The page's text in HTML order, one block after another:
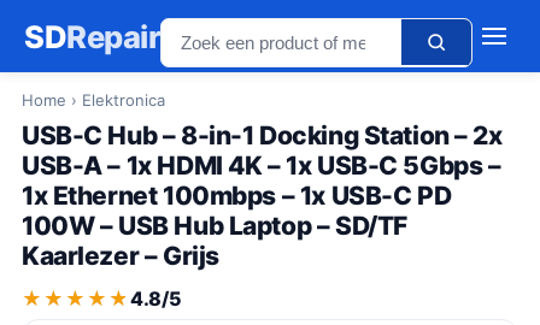
SDRepair
Home › Elektronica
USB-C Hub – 8-in-1 Docking Station – 2x
USB-A – 1x HDMI 4K – 1x USB-C 5Gbps –
1x Ethernet 100mbps – 1x USB-C PD
100W – USB Hub Laptop – SD/TF
Kaarlezer – Grijs
★★★★★
★★★★★ 4.8/5